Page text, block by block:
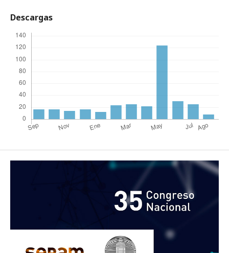
Descargas